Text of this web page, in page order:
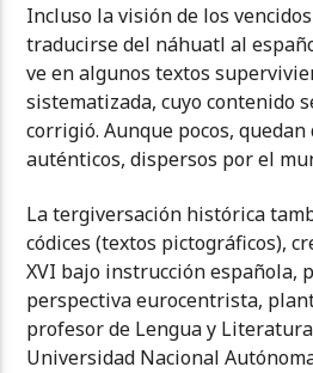
Incluso la visión de los
traducirse del náhuatl al
ve en algunos textos
sistematizada, cuyo contenido
corrigió. Aunque pocos, quedan
auténticos, dispersos por el
La tergiversación histórica
códices (textos pictográficos),
XVI bajo instrucción española,
perspectiva eurocentrista,
profesor de Lengua y
Universidad Nacional